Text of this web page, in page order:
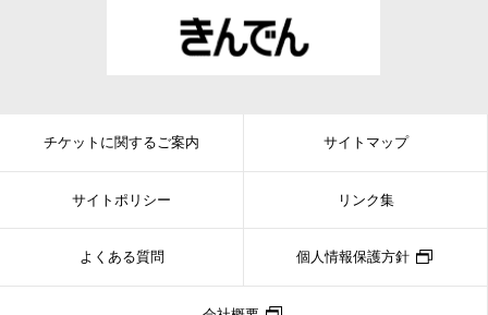
チケットに関するご案内 サイトマップ
サイトポリシー リンク集
よくある質問 個人情報保護方針